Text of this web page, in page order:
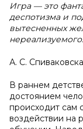
Игра — это
деспотизма и
вытесненных
нереализуемого.
А. С.
В раннем
достоянием
происходит сам
воздействии на